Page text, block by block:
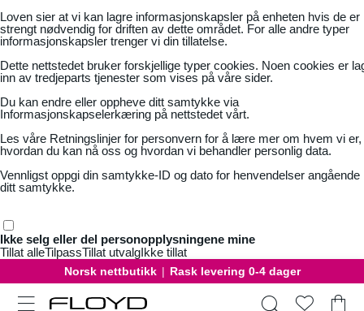
Loven sier at vi kan lagre informasjonskapsler på enheten hvis de er
strengt nødvendig for driften av dette området. For alle andre typer
informasjonskapsler trenger vi din tillatelse.
Dette nettstedet bruker forskjellige typer cookies. Noen cookies er
inn av tredjeparts tjenester som vises på våre sider.
Du kan endre eller oppheve ditt samtykke via
Informasjonskapselerkæring på nettstedet vårt.
Les våre Retningslinjer for personvern for å lære mer om hvem vi er,
hvordan du kan nå oss og hvordan vi behandler personlig data.
Vennligst oppgi din samtykke-ID og dato for henvendelser angående
ditt samtykke.
Ikke selg eller del personopplysningene mine
Tillat alleTilpassTillat utvalgIkke tillat
Norsk nettbutikk | Rask levering 0-4 dager